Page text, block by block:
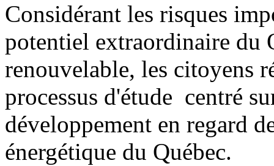
Considérant les risques
potentiel extraordinaire du
renouvelable, les citoyens
processus d'étude centré
développement en regard
énergétique du Québec.